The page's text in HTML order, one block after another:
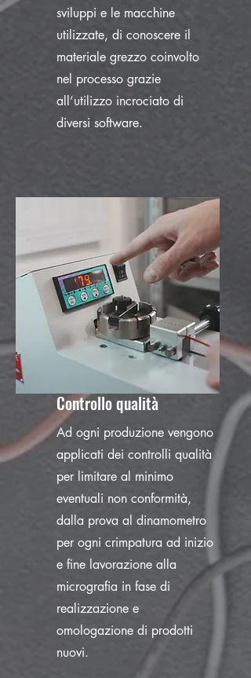
sviluppi e le macchine
utilizzate, di conoscere il
materiale grezzo coinvolto
nel processo grazie
all’utilizzo incrociato di
diversi software.
Controllo qualità
Ad ogni produzione vengono
applicati dei controlli qualità
per limitare al minimo
eventuali non conformità,
dalla prova al dinamometro
per ogni crimpatura ad inizio
e fine lavorazione alla
micrografia in fase di
realizzazione e
omologazione di prodotti
nuovi.